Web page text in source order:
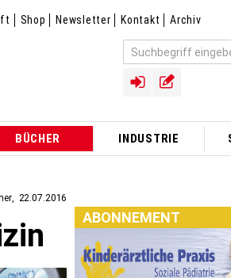
Shop Newsletter Kontakt Archiv
BÜCHER INDUSTRIE
22.07.2016
ABONNEMENT
Haben Sie Interesse an
Abonnement? Dann
hier:[MTX]-Shop
[MTX]-SHOP